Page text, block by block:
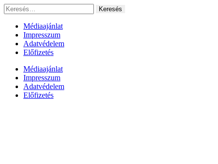
Ugrás
a
tartalomhoz
Keresés:
Médiaajánlat
Impresszum
Adatvédelem
Előfizetés
Médiaajánlat
Impresszum
Adatvédelem
Előfizetés